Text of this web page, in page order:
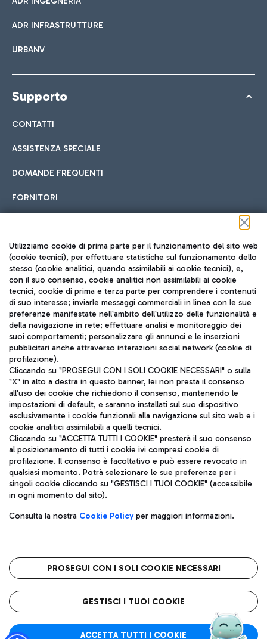
ADR INFRASTRUTTURE
URBANV
Supporto
CONTATTI
ASSISTENZA SPECIALE
DOMANDE FREQUENTI
FORNITORI
Seguici sui social
TRAVEL JOURNAL
ITA
Aeroporti di Roma S.p.A. - Società soggetta a direzione e
coordinamento di Mundys S.p.A.
Codice fiscale e Registro delle Imprese di Roma 13032990155 P.
IVA 06572251004
Capitale sociale 62.224.743,00 int. vers.
Sede legale: Via Pier Paolo Racchetti 1 - 00054 Fiumicino (RM)
telefono +39 06 65951
Privacy policy
Note legali
Roma FCO
L'aeroporto stellato
Utilizziamo cookie di prima parte per il funzionamento del sito web
(cookie tecnici), per effettuare statistiche sul funzionamento dello
stesso (cookie analitici, quando assimilabili ai cookie tecnici), e,
con il suo consenso, cookie analitici non assimilabili ai cookie
tecnici, cookie di prima e terza parte per comprendere i contenuti
di suo interesse; inviarle messaggi commerciali in linea con le sue
preferenze manifestate nell'ambito dell'utilizzo delle funzionalità e
della navigazione in rete; effettuare analisi e monitoraggio dei
suoi comportamenti; personalizzare gli annunci e le inserzioni
pubblicitari anche attraverso interazioni social network (cookie di
profilazione).
Cliccando su "PROSEGUI CON I SOLI COOKIE NECESSARI" o sulla
"X" in alto a destra in questo banner, lei non presta il consenso
all'uso dei cookie che richiedono il consenso, mantenendo le
impostazioni di default, e saranno installati sul suo dispositivo
esclusivamente i cookie funzionali alla navigazione sul sito web e i
cookie analitici assimilabili a quelli tecnici.
Cliccando su "ACCETTA TUTTI I COOKIE" presterà il suo consenso
al posizionamento di tutti i cookie ivi compresi cookie di
profilazione. Il consenso è facoltativo e può essere revocato in
qualsiasi momento. Potrà selezionare le sue preferenze per i
singoli cookie cliccando su "GESTISCI I TUOI COOKIE" (accessibile
in ogni momento dal sito).
Consulta la nostra Cookie Policyper maggiori informazioni.
PROSEGUI CON I SOLI COOKIE NECESSARI
GESTISCI I TUOI COOKIE
ACCETTA TUTTI I COOKIE